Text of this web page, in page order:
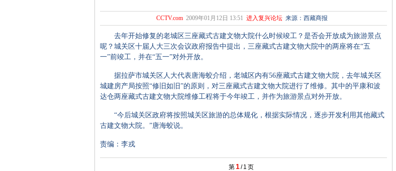
CCTV.com 2009年01月12日 13:51 进入复兴论坛 来源：西藏商报
去年开始修复的老城区三座藏式古建文物大院什么时候竣工？是否会开放成为旅游景点
呢？城关区十届人大三次会议政府报告中提出，三座藏式古建文物大院中的两座将在“五
一”前竣工，并在“五一”对外开放。
据拉萨市城关区人大代表唐海蛟介绍，老城区内有56座藏式古建文物大院，去年城关区
城建房产局按照“修旧如旧”的原则，对三座藏式古建文物大院进行了维修。其中的平康和波
达仓两座藏式古建文物大院维修工程将于今年竣工，并作为旅游景点对外开放。
“今后城关区政府将按照城关区旅游的总体规化，根据实际情况，逐步开发利用其他藏式
古建文物大院。”唐海蛟说。
责编：李戎
第 1/ 1 页